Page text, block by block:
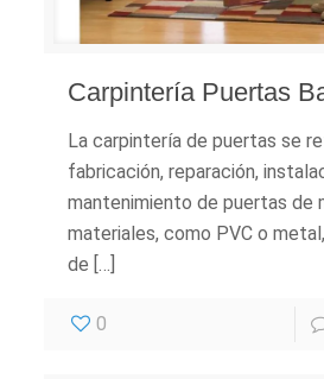
Carpintería Puertas
La carpintería de puertas se
fabricación, reparación,
mantenimiento de puertas de
materiales, como PVC o
de […]
0